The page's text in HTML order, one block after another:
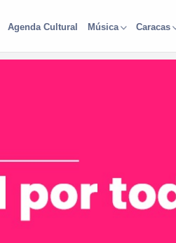
Agenda Cultural Música Caracas